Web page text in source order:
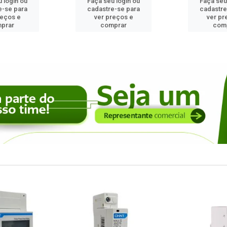
se para
e
cadastre-se para
ver preços e
comprar
ver